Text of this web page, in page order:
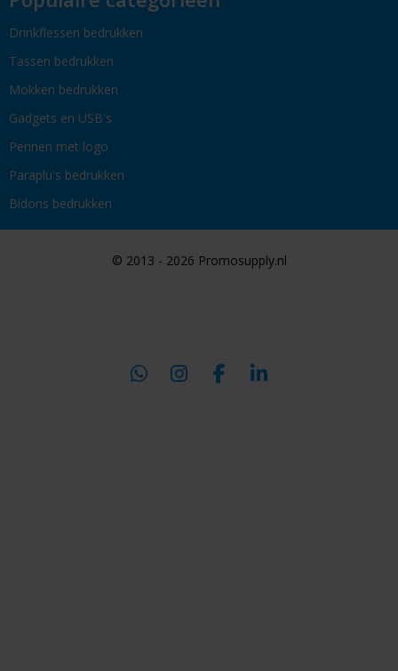
Drinkflessen bedrukken
Tassen bedrukken
Mokken bedrukken
Gadgets en USB's
Pennen met logo
Paraplu's bedrukken
Bidons bedrukken
© 2013 - 2026 Promosupply.nl